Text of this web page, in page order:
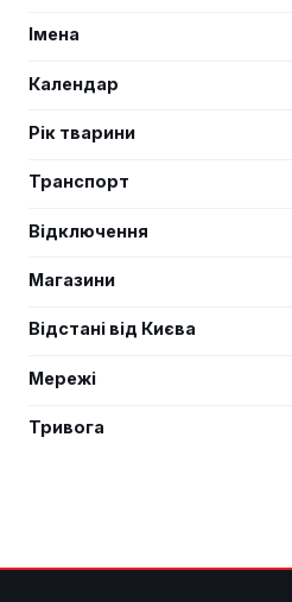
Імена
Календар
Рік тварини
Транспорт
Відключення
Магазини
Відстані від Києва
Мережі
Тривога